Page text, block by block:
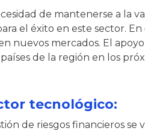
de mantenerse a la
el éxito en este sector.
nuevos mercados. El
de la región en los
tecnológico:
de riesgos financieros se